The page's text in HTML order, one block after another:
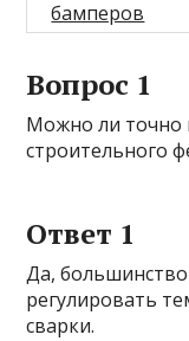
бамперов
Вопрос 1
Можно ли точно
строительного
Ответ 1
Да,
регулировать
сварки.